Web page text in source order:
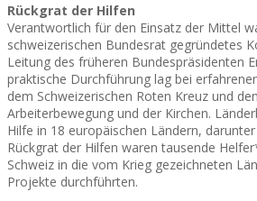
Rückgrat der Hilfen
Verantwortlich für den Einsatz der Mittel
schweizerischen Bundesrat gegründetes
Leitung des früheren Bundespräsidenten
praktische Durchführung lag bei
dem Schweizerischen Roten Kreuz und
Arbeiterbewegung und der Kirchen.
Hilfe in 18 europäischen Ländern,
Rückgrat der Hilfen waren tausende
Schweiz in die vom Krieg gezeichneten
Projekte durchführten.